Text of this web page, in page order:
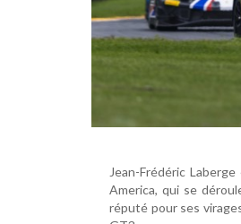
Jean-Frédéric
America, qui se
réputé pour ses